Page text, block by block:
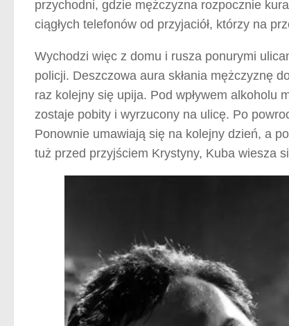
przychodni, gdzie mężczyzna rozpocznie
ciągłych telefonów od przyjaciół, którzy na
Wychodzi więc z domu i rusza ponurymi
policji. Deszczowa aura skłania mężczyznę
raz kolejny się upija. Pod wpływem alkoholu
zostaje pobity i wyrzucony na ulicę. Po
Ponownie umawiają się na kolejny dzień, a
tuż przed przyjściem Krystyny, Kuba wiesza